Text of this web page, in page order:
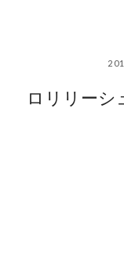
ロリリーシ